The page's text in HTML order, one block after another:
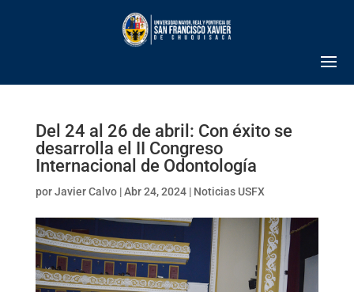
Del 24 al 26 de abril: Con éxito se
desarrolla el II Congreso
Internacional de Odontología
porJavier Calvo|Abr 24, 2024| Noticias USFX